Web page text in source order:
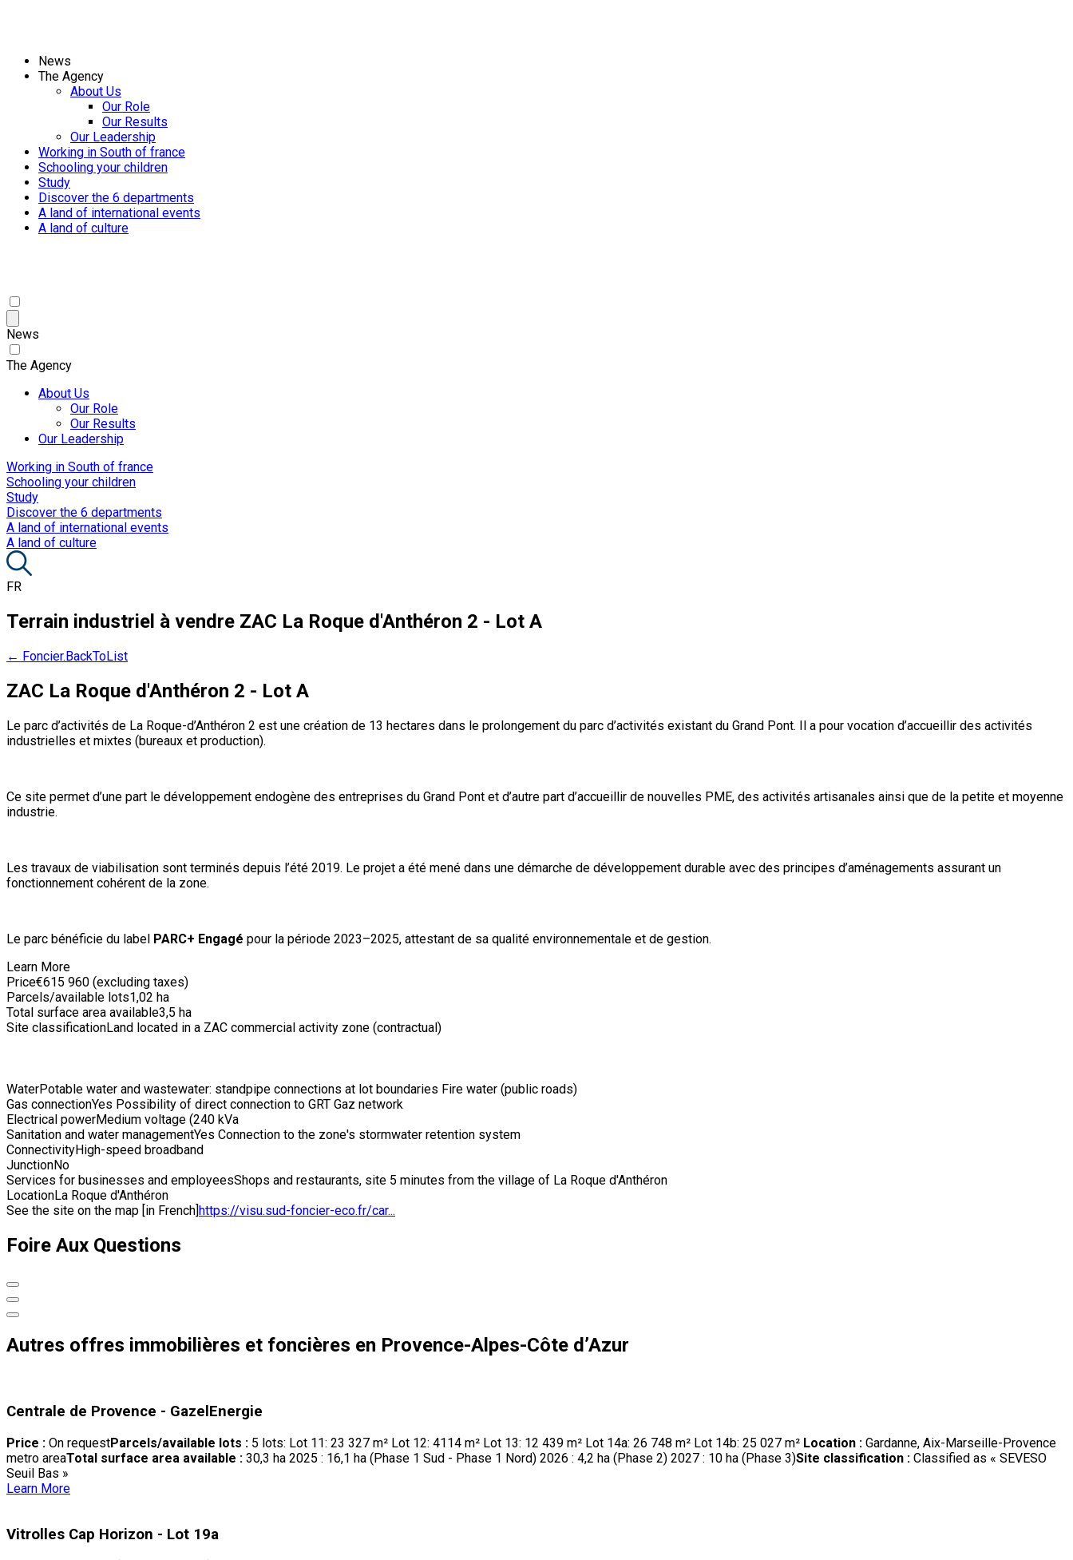
News
The Agency
About Us
Our Role
Our Results
Our Leadership
Working in South of france
Schooling your children
Study
Discover the 6 departments
A land of international events
A land of culture
News
The Agency
About Us
Our Role
Our Results
Our Leadership
Working in South of france
Schooling your children
Study
Discover the 6 departments
A land of international events
A land of culture
FR
Terrain industriel à vendre ZAC La Roque d'Anthéron 2 - Lot A
← Foncier.BackToList
ZAC La Roque d'Anthéron 2 - Lot A
Le parc d’activités de La Roque-d’Anthéron 2 est une création de 13 hectares dans le prolongement du parc d’activités existant du Grand Pont. Il a pour vocation d’accueillir des activités
industrielles et mixtes (bureaux et production).
Ce site permet d’une part le développement endogène des entreprises du Grand Pont et d’autre part d’accueillir de nouvelles PME, des activités artisanales ainsi que de la petite et moyenne
industrie.
Les travaux de viabilisation sont terminés depuis l’été 2019. Le projet a été mené dans une démarche de développement durable avec des principes d’aménagements assurant un
fonctionnement cohérent de la zone.
Le parc bénéficie du label PARC+ Engagé pour la période 2023–2025, attestant de sa qualité environnementale et de gestion.
Learn More
Price€615 960 (excluding taxes)
Parcels/available lots1,02 ha
Total surface area available3,5 ha
Site classificationLand located in a ZAC commercial activity zone (contractual)
WaterPotable water and wastewater: standpipe connections at lot boundaries Fire water (public roads)
Gas connectionYes Possibility of direct connection to GRT Gaz network
Electrical powerMedium voltage (240 kVa
Sanitation and water managementYes Connection to the zone's stormwater retention system
ConnectivityHigh-speed broadband
JunctionNo
Services for businesses and employeesShops and restaurants, site 5 minutes from the village of La Roque d'Anthéron
LocationLa Roque d'Anthéron
See the site on the map [in French] https://visu.sud-foncier-eco.fr/car...
Foire Aux Questions
Autres offres immobilières et foncières en Provence-Alpes-Côte d’Azur
Centrale de Provence - GazelEnergie
Price : On requestParcels/available lots : 5 lots: Lot 11: 23 327 m² Lot 12: 4114 m² Lot 13: 12 439 m² Lot 14a: 26 748 m² Lot 14b: 25 027 m² Location : Gardanne, Aix-Marseille-Provence
metro areaTotal surface area available : 30,3 ha 2025 : 16,1 ha (Phase 1 Sud - Phase 1 Nord) 2026 : 4,2 ha (Phase 2) 2027 : 10 ha (Phase 3)Site classification : Classified as « SEVESO
Seuil Bas »
Learn More
Vitrolles Cap Horizon - Lot 19a